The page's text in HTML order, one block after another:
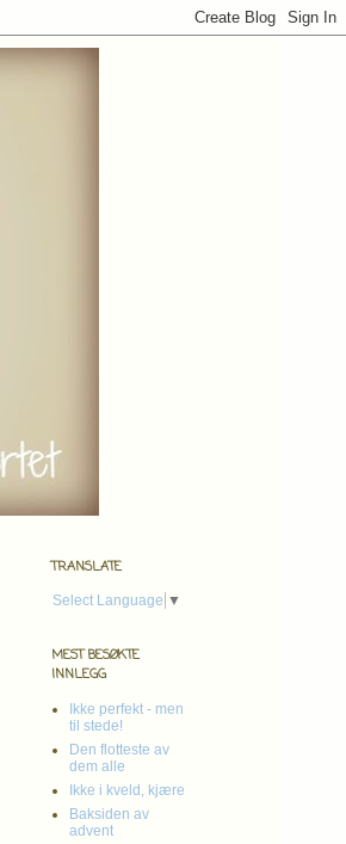
TRANSLATE
Select Language ▼
MEST BESØKTE
INNLEGG
Ikke perfekt - men
til stede!
Den flotteste av
dem alle
Ikke i kveld, kjære
Baksiden av
advent